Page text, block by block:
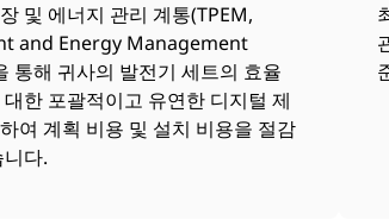
및 에너지 관리 계통(TPEM,
and Energy Management
통해 귀사의 발전기 세트의 효율
한 포괄적이고 유연한 디지털 제
여 계획 비용 및 설치 비용을 절감
다.